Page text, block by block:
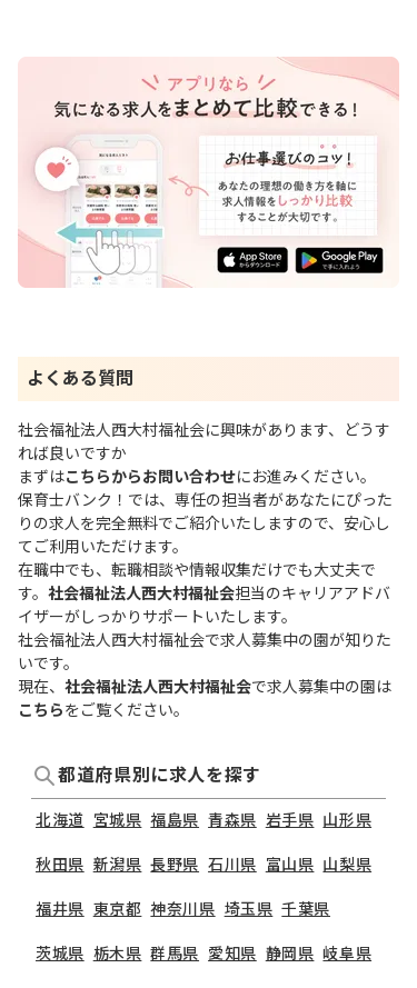
よくある質問
社会福祉法人西大村福祉会に興味があります、どうす
れば良いですか
まずはこちらからお問い合わせにお進みください。
保育士バンク！では、専任の担当者があなたにぴった
りの求人を完全無料でご紹介いたしますので、安心し
てご利用いただけます。
在職中でも、転職相談や情報収集だけでも大丈夫で
す。 社会福祉法人西大村福祉会担当のキャリアアドバ
イザーがしっかりサポートいたします。
社会福祉法人西大村福祉会で求人募集中の園が知りた
いです。
現在、 社会福祉法人西大村福祉会で求人募集中の園は
こちらをご覧ください。
都道府県別に求人を探す
北海道 宮城県 福島県 青森県 岩手県 山形県
秋田県 新潟県 長野県 石川県 富山県 山梨県
福井県 東京都 神奈川県 埼玉県 千葉県
茨城県 栃木県 群馬県 愛知県 静岡県 岐阜県